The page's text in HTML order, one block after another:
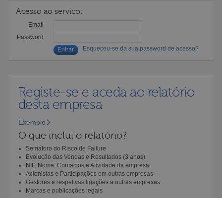
Acesso ao serviço:
Email
Password
Esqueceu-se da sua password de acesso?
Registe-se e aceda ao relatório
desta empresa
Exemplo
O que inclui o relatório?
Semáforo do Risco de Failure
Evolução das Vendas e Resultados (3 anos)
NIF, Nome, Contactos e Atividade da empresa
Acionistas e Participações em outras empresas
Gestores e respetivas ligações a outras empresas
Marcas e publicações legais